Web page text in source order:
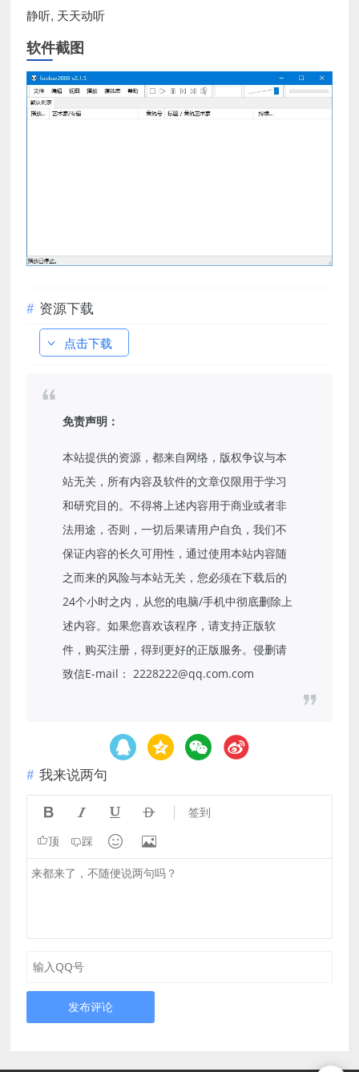
静听, 天天动听
软件截图
资源下载
点击下载
免责声明：
本站提供的资源，都来自网络，版权争议与本
站无关，所有内容及软件的文章仅限用于学习
和研究目的。不得将上述内容用于商业或者非
法用途，否则，一切后果请用户自负，我们不
保证内容的长久可用性，通过使用本站内容随
之而来的风险与本站无关，您必须在下载后的
24个小时之内，从您的电脑/手机中彻底删除上
述内容。如果您喜欢该程序，请支持正版软
件，购买注册，得到更好的正版服务。侵删请
致信E-mail： 2228222@qq.com.com
我来说两句
    签到
顶 踩  
发布评论